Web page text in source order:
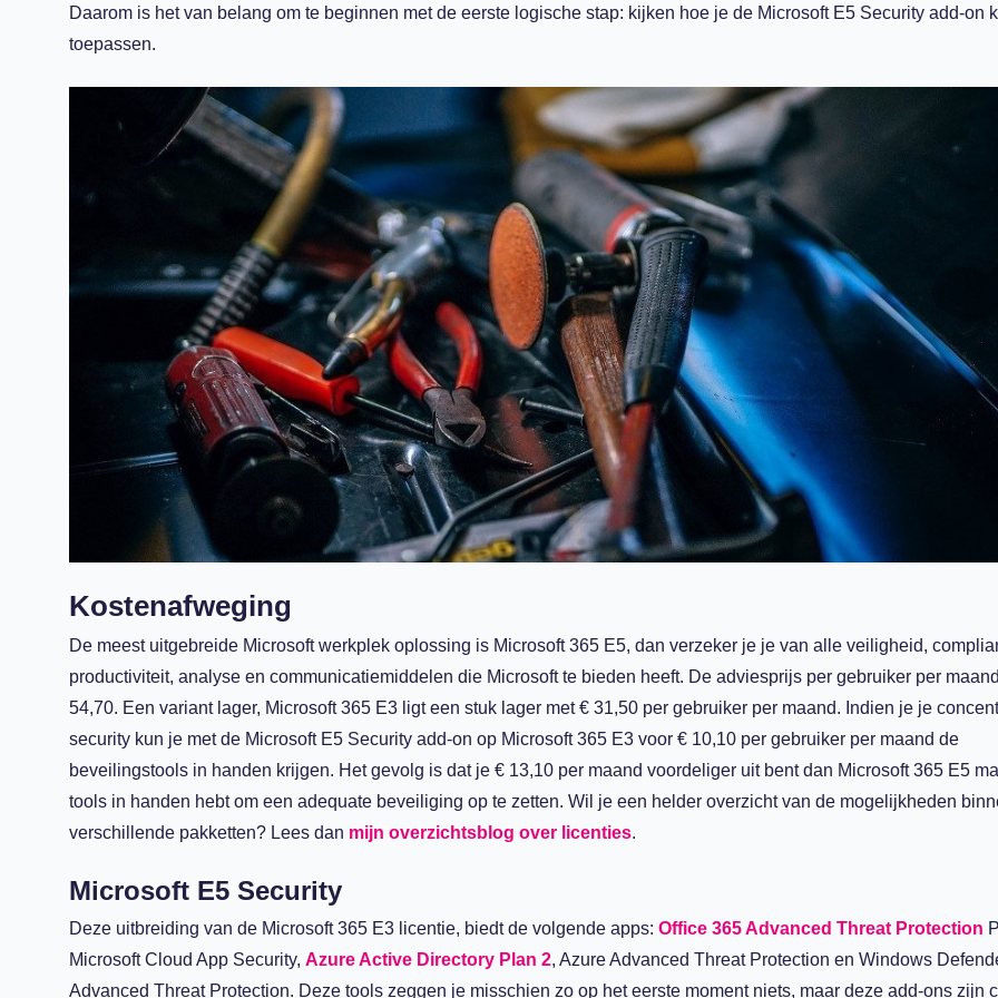
Daarom is het van belang om te beginnen met de eerste logische stap: kijken hoe je de Microsoft E5 Security add-on
toepassen.
Kostenafweging
De meest uitgebreide Microsoft werkplek oplossing is Microsoft 365 E5, dan verzeker je je van alle veiligheid,
productiviteit, analyse en communicatiemiddelen die Microsoft te bieden heeft. De adviesprijs per gebruiker per
54,70. Een variant lager, Microsoft365 E3 ligt een stuk lager met€ 31,50 per gebruiker per maand. Indien je je
security kun je metde Microsoft E5 Security add-on op Microsoft 365 E3 voor € 10,10 per gebruiker per maand de
beveilingstools in handen krijgen. Het gevolg is dat je € 13,10 per maand voordeliger uit bentdan Microsoft 365 E5
tools in handen hebt om een adequate beveiliging op te zetten. Wil je een helder overzicht van de mogelijkheden
verschillende pakketten? Lees dan mijn overzichtsblog over licenties.
Microsoft E5 Security
Deze uitbreiding van de Microsoft 365 E3 licentie, biedtde volgende apps: Office 365 Advanced Threat Protection
Microsoft Cloud App Security, Azure Active Directory Plan 2, Azure Advanced Threat Protection en Windows
Advanced Threat Protection. Deze tools zeggen je misschien zo op het eerste moment niets, maar deze add-ons zijn